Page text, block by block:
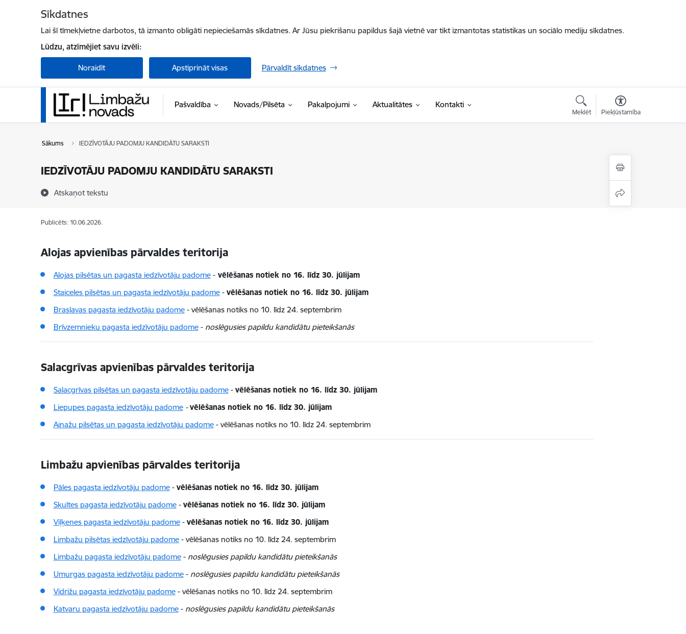
Sīkdatnes
Lai šī tīmekļvietne darbotos, tā izmanto obligāti nepieciešamās sīkdatnes. Ar Jūsu piekrišanu papildus šajā vietnē var tikt izmantotas statistikas un sociālo mediju sīkdatnes.
Lūdzu, atzīmējiet savu izvēli:
Noraidīt Apstiprināt visas Pārvaldīt sīkdatnes
Pašvaldība Novads/Pilsēta Pakalpojumi Aktualitātes Kontakti
Meklēt Piekļūstamība
Sākums IEDZĪVOTĀJU PADOMJU KANDIDĀTU SARAKSTI
IEDZĪVOTĀJU PADOMJU KANDIDĀTU SARAKSTI
Atskaņot tekstu
Publicēts: 10.06.2026.
Alojas apvienības pārvaldes teritorija
Alojas pilsētas un pagasta iedzīvotāju padome- vēlēšanas notiek no 16. līdz 30. jūlijam
Staiceles pilsētas un pagasta iedzīvotāju padome- vēlēšanas notiek no 16. līdz 30. jūlijam
Braslavas pagasta iedzīvotāju padome- vēlēšanas notiks no 10. līdz 24. septembrim
Brīvzemnieku pagasta iedzīvotāju padome- noslēgusies papildu kandidātu pieteikšanās
Salacgrīvas apvienības pārvaldes teritorija
Salacgrīvas pilsētas un pagasta iedzīvotāju padome- vēlēšanas notiek no 16. līdz 30. jūlijam
Liepupes pagasta iedzīvotāju padome -vēlēšanas notiek no 16. līdz 30. jūlijam
Ainažu pilsētas un pagasta iedzīvotāju padome- vēlēšanas notiks no 10. līdz 24. septembrim
Limbažu apvienības pārvaldes teritorija
Pāles pagasta iedzīvotāju padome- vēlēšanas notiek no 16. līdz 30. jūlijam
Skultes pagasta iedzīvotāju padome- vēlēšanas notiek no 16. līdz 30. jūlijam
Viļķenes pagasta iedzīvotāju padome- vēlēšanas notiek no 16. līdz 30. jūlijam
Limbažu pilsētas iedzīvotāju padome- vēlēšanas notiks no 10. līdz 24. septembrim
Limbažu pagasta iedzīvotāju padome- noslēgusies papildu kandidātu pieteikšanās
Umurgas pagasta iedzīvotāju padome- noslēgusies papildu kandidātu pieteikšanās
Vidrižu pagasta iedzīvotāju padome- vēlēšanas notiks no 10. līdz 24. septembrim
Katvaru pagasta iedzīvotāju padome- noslēgusies papildu kandidātu pieteikšanās